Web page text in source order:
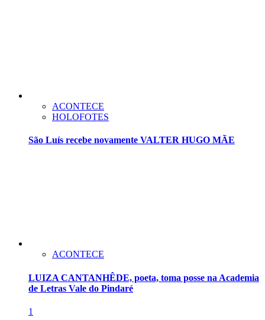
ACONTECE
HOLOFOTES
São Luís recebe novamente VALTER HUGO MÃE
ACONTECE
LUIZA CANTANHÊDE, poeta, toma posse na Academia
de Letras Vale do Pindaré
1